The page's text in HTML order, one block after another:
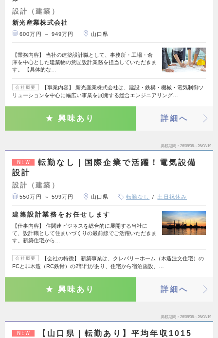
設計（建築）
新光産業株式会社
600万円 ～ 949万円 山口県
【業務内容】 当社の建築設計職として、事務所・工場・倉
庫を中心とした建築物の意匠設計業務を担当していただきま
す。 【具体的な…
会社概要
【事業内容】 新光産業株式会社は、建設・鉄構・機械・電気制御ソ
リューションを中心に幅広い事業を展開する総合エンジニアリング…
興味あり 詳細へ
掲載期間 26/08/06～26/08/19
NEW
転勤なし｜国際企業で活躍！電気設備
設計
設計（建築）
550万円 ～ 599万円 山口県 転勤なし 土日祝休み
建築設計業務をお任せします
【仕事内容】 住関連ビジネスを総合的に展開する当社に
て、設計職として住まいづくりの最前線でご活躍いただきま
す。新築住宅から…
会社概要
【会社の特徴】 新築事業は、クレバリーホーム（木造注文住宅）の
FCと非木造（RC鉄骨）の2部門があり、住宅から宿泊施設、…
興味あり 詳細へ
掲載期間 26/08/06～26/08/19
NEW
【山口県｜転勤あり】平均年収1015